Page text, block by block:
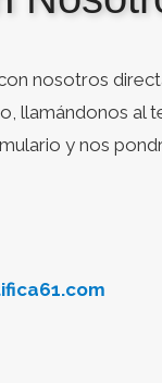
nosotros
llamándonos al
y nos